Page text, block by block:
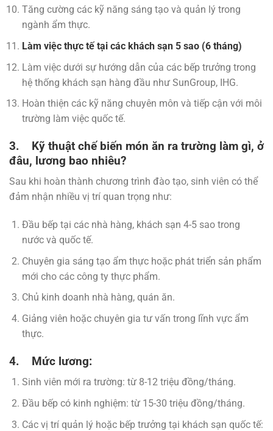
Tăng cường các kỹ năng sáng tạo và quản lý trong
ngành ẩm thực.
Làm việc thực tế tại các khách sạn 5 sao (6 tháng)
Làm việc dưới sự hướng dẫn của các bếp trưởng trong
hệ thống khách sạn hàng đầu như SunGroup, IHG.
Hoàn thiện các kỹ năng chuyên môn và tiếp cận với môi
trường làm việc quốc tế.
3. Kỹ thuật chế biến món ăn ra trường làm gì, ở
đâu, lương bao nhiêu?
Sau khi hoàn thành chương trình đào tạo, sinh viên có thể
đảm nhận nhiều vị trí quan trọng như:
Đầu bếp tại các nhà hàng, khách sạn 4-5 sao trong
nước và quốc tế.
Chuyên gia sáng tạo ẩm thực hoặc phát triển sản phẩm
mới cho các công ty thực phẩm.
Chủ kinh doanh nhà hàng, quán ăn.
Giảng viên hoặc chuyên gia tư vấn trong lĩnh vực ẩm
thực.
4. Mức lương:
Sinh viên mới ra trường: từ 8-12 triệu đồng/tháng.
Đầu bếp có kinh nghiệm: từ 15-30 triệu đồng/tháng.
Các vị trí quản lý hoặc bếp trưởng tại khách sạn quốc tế: